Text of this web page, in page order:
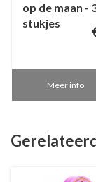
op de maan -
stukjes
Meer info